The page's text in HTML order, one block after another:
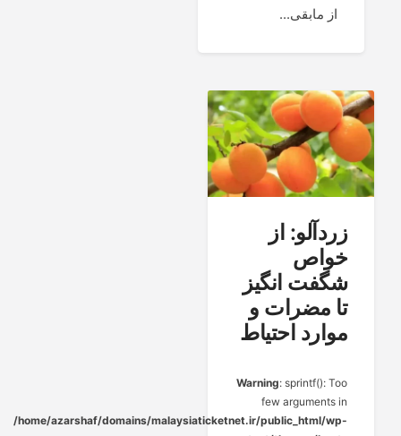
از مابقی...
زردآلو: از
خواص
شگفت انگیز
تا مضرات و
موارد احتیاط
Warning: sprintf(): Too
few arguments in
/home/azarshaf/domains/malaysiaticketnet.ir/public_html/wp-